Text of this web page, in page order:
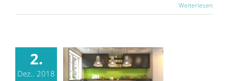
Weiterlesen
2.
Dez.. 2018